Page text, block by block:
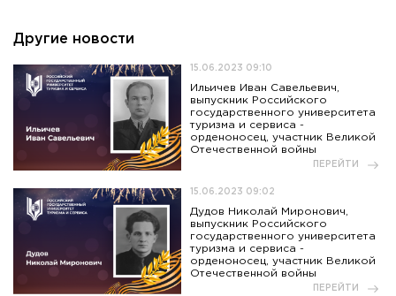
Другие новости
15.06.2023 09:10
Ильичев Иван Савельевич,
выпускник Российского
государственного университета
туризма и сервиса -
орденоносец, участник Великой
Отечественной войны
ПЕРЕЙТИ
15.06.2023 09:02
Дудов Николай Миронович,
выпускник Российского
государственного университета
туризма и сервиса -
орденоносец, участник Великой
Отечественной войны
ПЕРЕЙТИ